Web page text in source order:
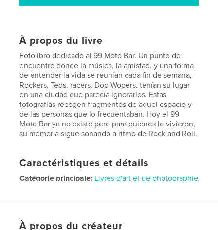
À propos du livre
Fotolibro dedicado al 99 Moto Bar. Un punto de
encuentro donde la música, la amistad, y una forma
de entender la vida se reunían cada fin de semana,
Rockers, Teds, racers, Doo-Wopers, tenían su lugar
en una ciudad que parecía ignorarlos. Estas
fotografías recogen fragmentos de aquel espacio y
de las personas que lo frecuentaban. Hoy el 99
Moto Bar ya no existe pero para quienes lo vivieron,
su memoria sigue sonando a ritmo de Rock and Roll.
Caractéristiques et détails
Catégorie principale: Livres d'art et de photographie
# de pages: 204
À propos du créateur